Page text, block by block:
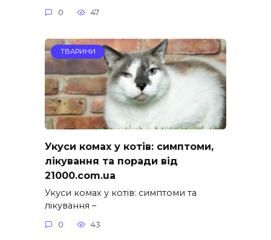
0 47
ТВАРИНИ
Укуси комах у котів: симптоми,
лікування та поради від
21000.com.ua
Укуси комах у котів: симптоми та
лікування –
0 43